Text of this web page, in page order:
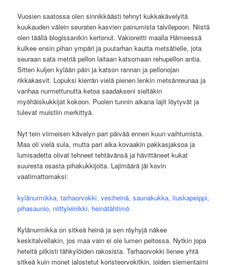
Vuosien saatossa olen sinnikkäästi tehnyt kukkakävelyitä
kuukauden välein seuraten kasvien painumista talvilepoon. Niistä
olen täällä blogissanikin kertonut. Vakioreitti maalla Hämeessä
kulkee ensin pihan ympäri ja puutarhan kautta metsätielle, jota
seuraan sata metriä pellon laitaan katsomaan rehupellon antia.
Sitten kuljen kylään päin ja katson rannan ja pellonojan
rikkakasvit. Lopuksi kierrän vielä pienen lenkin metsänreunaa ja
vanhaa nurmettunutta ketoa saadakseni sieltäkin
myöhäiskukkijat kokoon. Puolen tunnin aikana lajit löytyvät ja
tulevat muistiin merkittyä.
Nyt tein viimeisen kävelyn pari päivää ennen kuun vaihtumista.
Maa oli vielä sula, mutta pari aika kovaakin pakkasjaksoa ja
lumisadetta olivat tehneet tehtävänsä ja hävittäneet kukat
suuresta osasta pihakukkijoita. Lajimäärä jäi kovin
vaatimattomaksi:
kylänurmikka, tarhaorvokki, vesiheinä, saunakukka, liuskapeippi,
pihasaunio, niittyleinikki, heinätähtimö
Kylänurmikka on sitkeä heinä ja sen röyhyjä näkee
keskitalvellakin, jos maa vain ei ole lumen peitossa. Nytkin jopa
heteitä pilkisti tähkylöiden rakosista. Tarhaorvokki lienee yhtä
sitkeä kuin monet jalostetut koristeorvokitkin, joiden siementaimi